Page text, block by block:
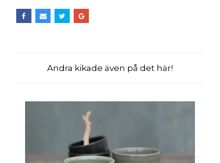
Andra kikade även på det här!